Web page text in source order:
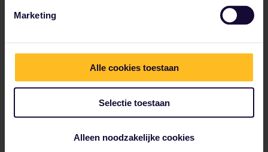
Marketing
Alle cookies toestaan
Selectie toestaan
Alleen noodzakelijke cookies
Deze stad heeft een bruisend nachtleven, met
een aantal fantastische uitgaansplekken in de